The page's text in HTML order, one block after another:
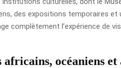
des expositions temporaires et
complètement l’expérience de
africains, océaniens